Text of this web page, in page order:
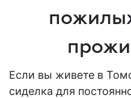
Если вы живете в
сиделка для